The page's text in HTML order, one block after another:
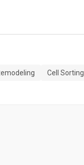
Cell Sorting